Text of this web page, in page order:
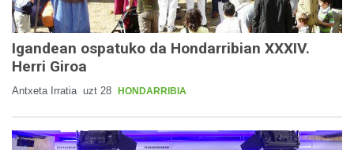
Igandean ospatuko da Hondarribian XXXIV.
Herri Giroa
Antxeta Irratia uzt 28 HONDARRIBIA